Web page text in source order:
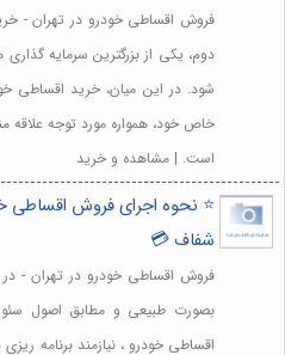
فروش اقساطی خودرو در تهران -
دوم، یکی از بزرگترین سرمایه
شود. در این میان، خرید اقساطی
خاص خود، همواره مورد توجه
است. | مشاهده و خرید
⭐️ نحوه اجرای فروش اقساطی
شفاف 💳
فروش اقساطی خودرو در تهران -
بصورت طبیعی و مطابق اصول
اقساطی خودرو ، نیازمند برنامه